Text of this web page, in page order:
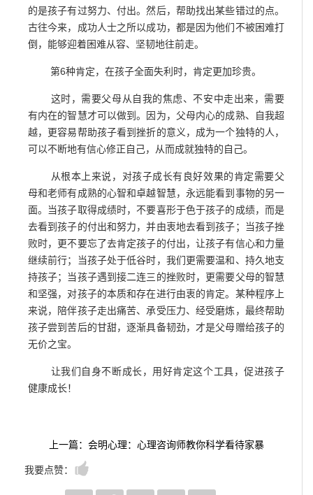
的是孩子有过努力、付出。然后，帮助找出某些错过的点。
古往今来，成功人士之所以成功，都是因为他们不被困难打
倒，能够迎着困难从容、坚韧地往前走。
第6种肯定，在孩子全面失利时，肯定更加珍贵。
这时，需要父母从自我的焦虑、不安中走出来，需要
有内在的智慧才可以做到。因为，父母内心的成熟、自我超
越，更容易帮助孩子看到挫折的意义，成为一个独特的人，
可以不断地有信心修正自己，从而成就独特的自己。
从根本上来说，对孩子成长有良好效果的肯定需要父
母和老师有成熟的心智和卓越智慧，永远能看到事物的另一
面。当孩子取得成绩时，不要喜形于色于孩子的成绩，而是
去看到孩子的付出和努力，并由衷地去看到孩子；当孩子挫
败时，更不要忘了去肯定孩子的付出，让孩子有信心和力量
继续前行；当孩子处于低谷时，我们更需要温和、持久地支
持孩子；当孩子遇到接二连三的挫败时，更需要父母的智慧
和坚强，对孩子的本质和存在进行由衷的肯定。某种程序上
来说，陪伴孩子走出痛苦、承受压力、经受磨炼，最终帮助
孩子尝到苦后的甘甜，逐渐具备韧劲，才是父母赠给孩子的
无价之宝。
让我们自身不断成长，用好肯定这个工具，促进孩子
健康成长！
上一篇：会明心理：心理咨询师教你科学看待家暴
我要点赞：